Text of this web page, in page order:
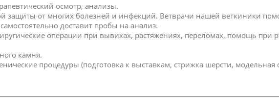
осмотр, анализы.
от многих болезней и инфекций. Ветврачи нашей веткиники
доставит пробы на анализ.
операции при вывихах, растяжениях, переломах, помощь при
камня.
процедуры (подготовка к выставкам, стрижка шерсти,